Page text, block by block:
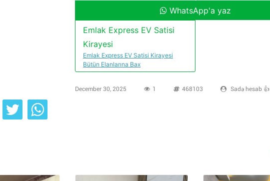
WhatsApp'a yaz
Emlak Express EV Satisi
Kirayesi
Emlak Express EV Satisi Kirayesi
Bütün Elanlarına Bax
December 30, 2025 1 468103 Sadə hesab 👍